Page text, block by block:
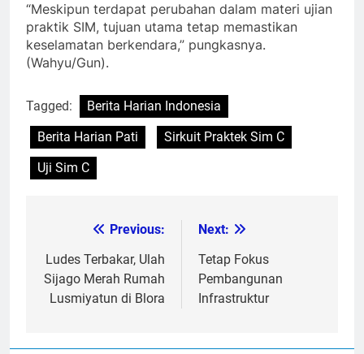
“Meskipun terdapat perubahan dalam materi ujian
praktik SIM, tujuan utama tetap memastikan
keselamatan berkendara,” pungkasnya.
(Wahyu/Gun).
Tagged:
Berita Harian Indonesia
Berita Harian Pati
Sirkuit Praktek Sim C
Uji Sim C
navigation
Previous:
Ludes Terbakar, Ulah
Sijago Merah Rumah
Lusmiyatun di Blora
Next:
Tetap Fokus
Pembangunan
Infrastruktur